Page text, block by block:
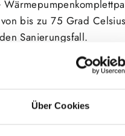
Über Cookies
Wärmepumpen
bis zu 75 Grad
Sanierungsfall.
und bewährte
der neuen R290 LG
Komponenten für Ihre